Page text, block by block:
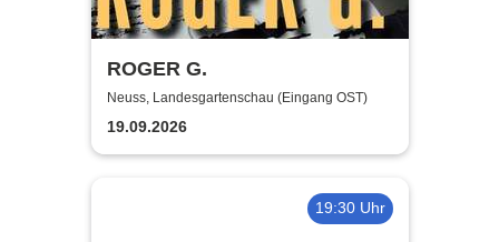
ROGER G.
Neuss, Landesgartenschau (Eingang OST)
19.09.2026
19:30 Uhr